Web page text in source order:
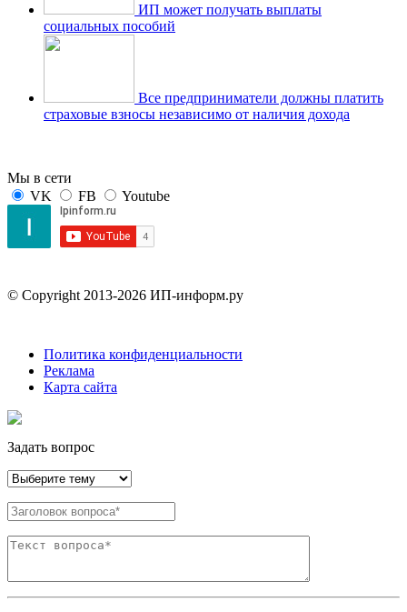
ИП может получать выплаты
социальных пособий
Все предприниматели должны платить
страховые взносы независимо от наличия дохода
Мы в сети
VK
FB Youtube
© Copyright 2013-2026 ИП-информ.ру
Политика конфиденциальности
Реклама
Карта сайта
Задать вопрос